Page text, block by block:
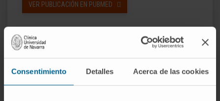
Consentimiento Detalles Acerca de las cookies
VER PUBLICACIÓN EN PUBMED